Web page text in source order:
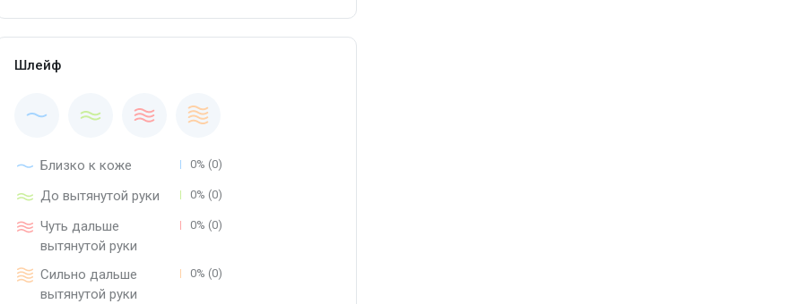
Шлейф
Близко к коже 0% (0)
До вытянутой руки 0% (0)
Чуть дальше
вытянутой руки
0% (0)
Сильно дальше
вытянутой руки
0% (0)